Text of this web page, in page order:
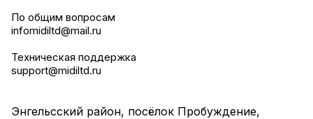
По общим вопросам
infomidiltd@mail.ru
Техническая поддержка
support@midiltd.ru
Энгельсский район, посёлок Пробуждение,